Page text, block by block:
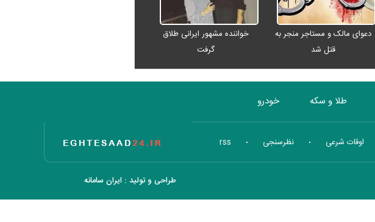
دعوای مالک و مستاجر منجر به
قتل شد
خواننده مشهور ایرانی طلاق
گرفت
طلا و سکه خودرو
منهای اقتصاد تاریخ اقتصاد اوقات شرعی نظرسنجی rss
طراحی و تولید : ایران سامانه